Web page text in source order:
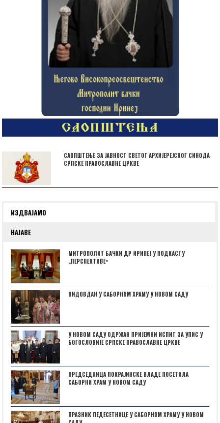
САОПШТЕЊЕ ЗА ЈАВНОСТ СВЕТОГ АРХИЈЕРЕЈСКОГ СИНОДА
СРПСКЕ ПРАВОСЛАВНЕ ЦРКВЕ
ИЗДВАЈАМО
НАЈАВЕ
МИТРОПОЛИТ БАЧКИ ДР ИРИНЕЈ У ПОДКАСТУ
„ПЕРСПЕКТИВЕˮ
ВИДОВДАН У САБОРНОМ ХРАМУ У НОВОМ САДУ
У НОВОМ САДУ ОДРЖАН ПРИЈЕМНИ ИСПИТ ЗА УПИС У
БОГОСЛОВИЈЕ СРПСКЕ ПРАВОСЛАВНЕ ЦРКВЕ
ПРЕДСЕДНИЦА ПОКРАЈИНСКЕ ВЛАДЕ ПОСЕТИЛА
САБОРНИ ХРАМ У НОВОМ САДУ
ПРАЗНИК ПЕДЕСЕТНИЦЕ У САБОРНОМ ХРАМУ У НОВОМ